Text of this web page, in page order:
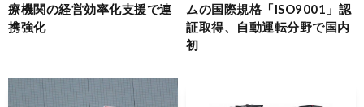
療機関の経営効率化支援で連
携強化
ムの国際規格「ISO9001」認
証取得、自動運転分野で国内
初